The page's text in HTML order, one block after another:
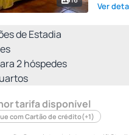
Ver
de Estadia
2hóspedes
tarifa disponível
com Cartão de crédito(+1)